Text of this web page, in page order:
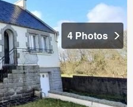
4 Photos